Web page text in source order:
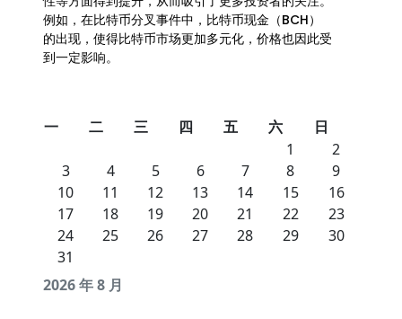
例如，在比特币分叉事件中，比特币现金（BCH）
的出现，使得比特币市场更加多元化，价格也因此受
到一定影响。
2026 年 8 月
一 二 三 四 五 六
日
1
2
3
4 5 6 7 8
9
10
11 12 13 14 15
16
17
18 19 20 21 22
23
24
25 26 27 28 29
30
31